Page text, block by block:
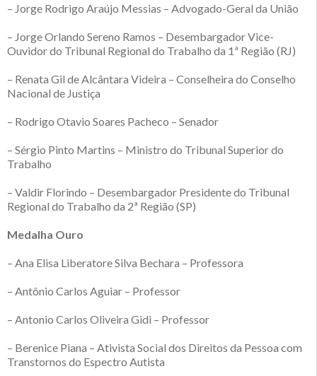
– Jorge Rodrigo Araújo Messias – Advogado-Geral da União
– Jorge Orlando Sereno Ramos – Desembargador Vice-
Ouvidor do Tribunal Regional do Trabalho da 1ª Região (RJ)
– Renata Gil de Alcântara Videira – Conselheira do Conselho
Nacional de Justiça
– Rodrigo Otavio Soares Pacheco – Senador
– Sérgio Pinto Martins – Ministro do Tribunal Superior do
Trabalho
– Valdir Florindo – Desembargador Presidente do Tribunal
Regional do Trabalho da 2ª Região (SP)
Medalha Ouro
– Ana Elisa Liberatore Silva Bechara – Professora
– Antônio Carlos Aguiar – Professor
– Antonio Carlos Oliveira Gidi – Professor
– Berenice Piana – Ativista Social dos Direitos da Pessoa com
Transtornos do Espectro Autista